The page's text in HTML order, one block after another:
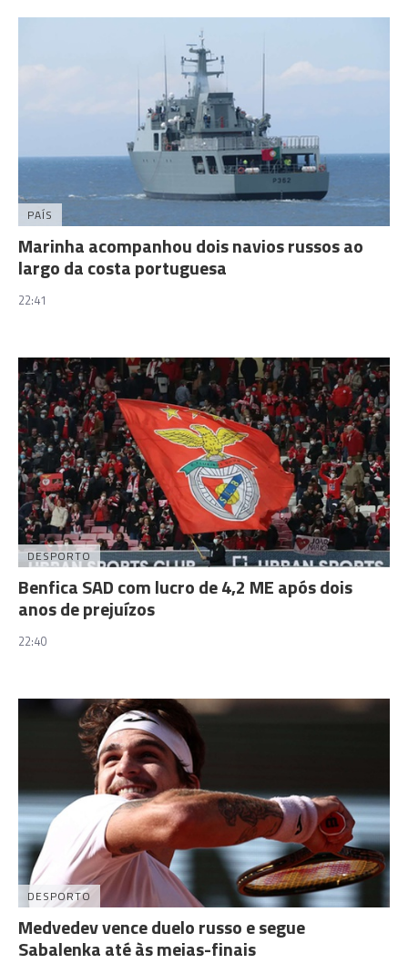
PAÍS
Marinha acompanhou dois navios russos ao
largo da costa portuguesa
22:41
DESPORTO
Benfica SAD com lucro de 4,2 ME após dois
anos de prejuízos
22:40
DESPORTO
Medvedev vence duelo russo e segue
Sabalenka até às meias-finais